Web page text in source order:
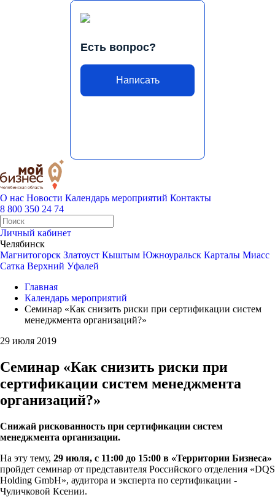
Есть вопрос?
Написать
О нас Новости Календарь мероприятий Контакты
8 800 350 24 74
Личный кабинет
Челябинск
Магнитогорск Златоуст Кыштым Южноуральск Карталы Миасс
Сатка Верхний Уфалей
Главная
Календарь мероприятий
Семинар «Как снизить риски при сертификации систем
менеджмента организаций?»
29 июля 2019
Семинар «Как снизить риски при
сертификации систем менеджмента
организаций?»
Снижай рискованность при сертификации систем
менеджмента организации.
На эту тему, 29 июля, с 11:00 до 15:00 в «Территории Бизнеса»
пройдет семинар от представителя Российского отделения «DQS
Holding GmbH», аудитора и эксперта по сертификации -
Чуличковой Ксении.